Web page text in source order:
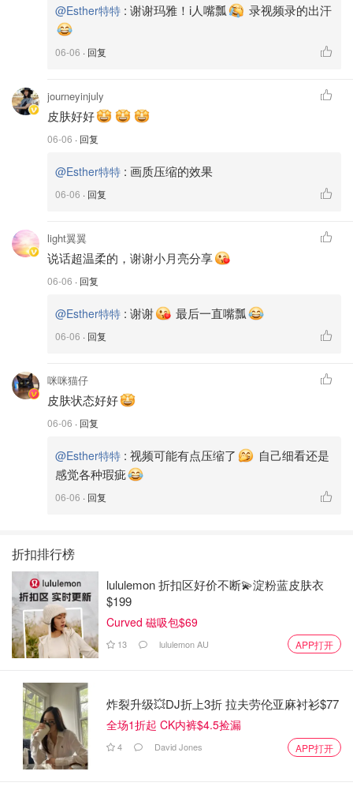
@Esther特特 : 谢谢玛雅！i人嘴瓢 录视频录的出汗
06-06 · 回复
journeyinjuly
皮肤好好
06-06 · 回复
@Esther特特 : 画质压缩的效果
06-06 · 回复
light翼翼
说话超温柔的，谢谢小月亮分享
06-06 · 回复
@Esther特特 : 谢谢 最后一直嘴瓢
06-06 · 回复
咪咪猫仔
皮肤状态好好
06-06 · 回复
@Esther特特 : 视频可能有点压缩了
自己细看还是
感觉各种瑕疵
06-06 · 回复
折扣排行榜
lululemon 折扣区好价不断💫淀粉蓝皮肤衣
$199
Curved 磁吸包$69
13 lululemon AU APP打开
炸裂升级💥DJ折上3折 拉夫劳伦亚麻衬衫$77
全场1折起 CK内裤$4.5捡漏
4 David Jones APP打开